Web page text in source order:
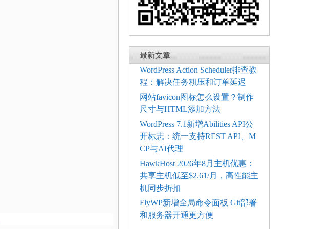
最新文章
WordPress Action Scheduler排查教
程：解决任务积压和订单延迟
网站favicon图标怎么设置？制作
尺寸与HTML添加方法
WordPress 7.1新增Abilities API公
开标志：统一支持REST API、M
CP与AI代理
HawkHost 2026年8月主机优惠：
共享主机低至$2.61/月，高性能主
机同步折扣
FlyWP新增全局命令面板 Git部署
和服务器开通更方便